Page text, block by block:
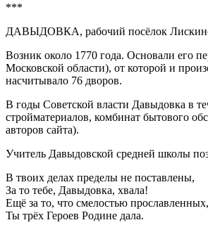
***
ДАВЫДОВКА, рабочий посёлок
Возник около 1770 года. Основали его
Московской области), от которой и
насчитывало 76 дворов.
В годы Советской власти Давыдовка в
стройматериалов, комбинат бытового
авторов сайта).
Учитель Давыдовской средней школы
В твоих делах пределы не поставлены,
За то тебе, Давыдовка, хвала!
Ещё за то, что смелостью прославленных,
Ты трёх Героев Родине дала.